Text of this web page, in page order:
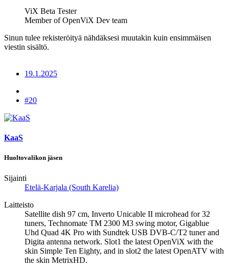
ViX Beta Tester
Member of OpenViX Dev team
Sinun tulee rekisteröityä nähdäksesi muutakin kuin ensimmäisen
viestin sisältö.
19.1.2025
#20
KaaS
Huoltovalikon jäsen
Sijainti
Etelä-Karjala (South Karelia)
Laitteisto
Satellite dish 97 cm, Inverto Unicable II microhead for 32
tuners, Technomate TM 2300 M3 swing motor, Gigablue
Uhd Quad 4K Pro with Sundtek USB DVB-C/T2 tuner and
Digita antenna network. Slot1 the latest OpenViX with the
skin Simple Ten Eighty, and in slot2 the latest OpenATV with
the skin MetrixHD.